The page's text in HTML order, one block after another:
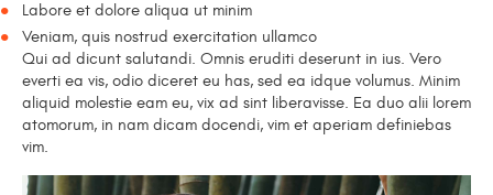
Labore et dolore aliqua ut minim
Veniam, quis nostrud exercitation ullamco
Qui ad dicunt salutandi. Omnis eruditi deserunt in ius. Vero
everti ea vis, odio diceret eu has, sed ea idque volumus. Minim
aliquid molestie eam eu, vix ad sint liberavisse. Ea duo alii lorem
atomorum, in nam dicam docendi, vim et aperiam definiebas
vim.